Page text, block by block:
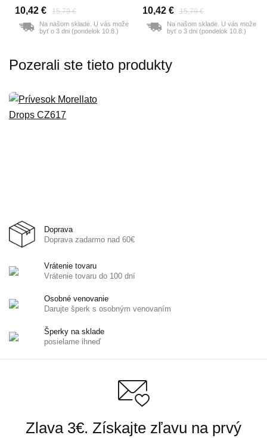
10,42 € 15,79 €
Na našom sklade. U vás može
byť o 3 dni (pondelok 10.8.)
10,42 € 15,79 €
Na našom sklade. U vás može
byť o 3 dni (pondelok 10.8.)
Pozerali ste tieto produkty
Doprava
Doprava zadarmo nad 60€
Vrátenie tovaru
Vrátenie tovaru do 100 dní
Osobné venovanie
Darujte šperk s osobným venovaním
Šperky na sklade
posielame ihneď
Zlava 3€. Získajte zľavu na prvý